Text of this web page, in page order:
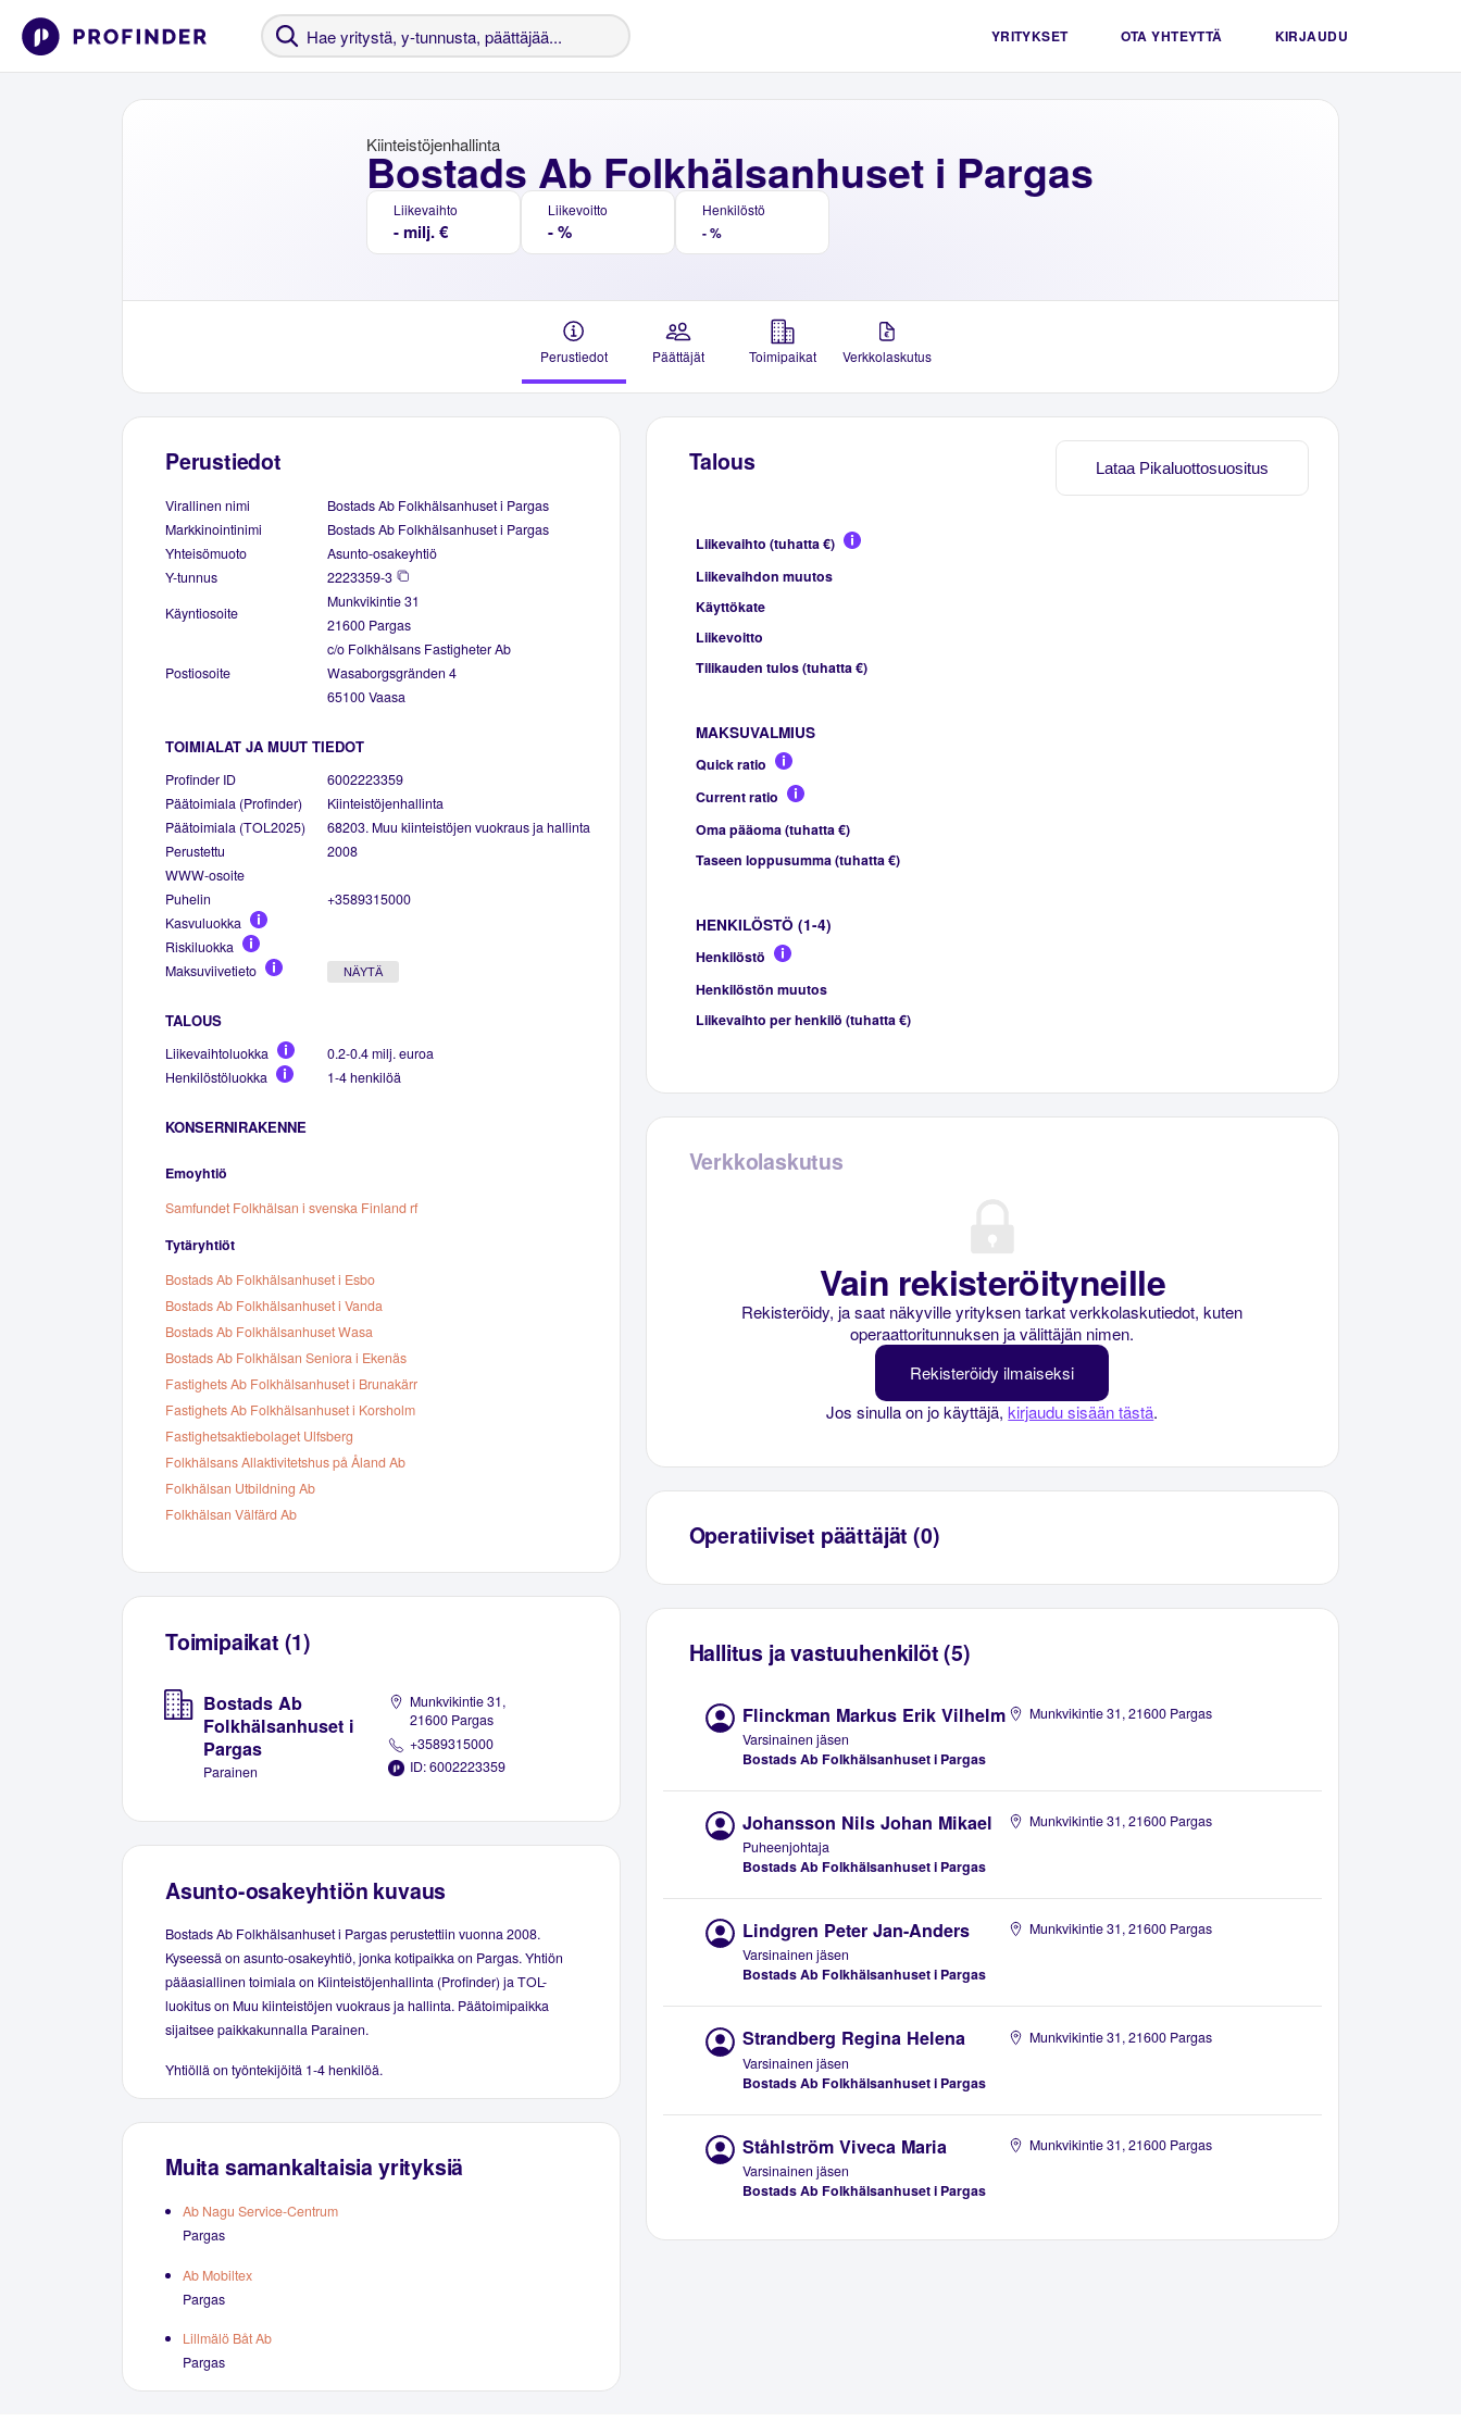
YRITYKSET OTA YHTEYTTÄ KIRJAUDU
Bostads Ab Folkhälsanhuset i Pargas
Kiinteistöjenhallinta
Liikevaihto
- milj. €
Liikevoitto
- %
Henkilöstö
- %
Perustiedot Päättäjät Toimipaikat Verkkolaskutus
Perustiedot
Virallinen nimi
Bostads Ab Folkhälsanhuset i Pargas
Markkinointinimi
Bostads Ab Folkhälsanhuset i Pargas
Yhteisömuoto
Asunto-osakeyhtiö
Y-tunnus
2223359-3
Käyntiosoite
Munkvikintie 31
21600 Pargas
Postiosoite
c/o Folkhälsans Fastigheter Ab
Wasaborgsgränden 4
65100 Vaasa
TOIMIALAT JA MUUT TIEDOT
Profinder ID
6002223359
Päätoimiala (Profinder)
Kiinteistöjenhallinta
Päätoimiala (TOL2025)
68203. Muu kiinteistöjen vuokraus ja hallinta
Perustettu
2008
WWW-osoite
Puhelin
+3589315000
Kasvuluokka
Riskiluokka
Maksuviivetieto
NÄYTÄ
TALOUS
Liikevaihtoluokka
0.2-0.4 milj. euroa
Henkilöstöluokka
1-4 henkilöä
KONSERNIRAKENNE
Emoyhtiö
Samfundet Folkhälsan i svenska Finland rf
Tytäryhtiöt
Bostads Ab Folkhälsanhuset i Esbo
Bostads Ab Folkhälsanhuset i Vanda
Bostads Ab Folkhälsanhuset Wasa
Bostads Ab Folkhälsan Seniora i Ekenäs
Fastighets Ab Folkhälsanhuset i Brunakärr
Fastighets Ab Folkhälsanhuset i Korsholm
Fastighetsaktiebolaget Ulfsberg
Folkhälsans Allaktivitetshus på Åland Ab
Folkhälsan Utbildning Ab
Folkhälsan Välfärd Ab
Toimipaikat (1)
Bostads Ab
Folkhälsanhuset i
Pargas
Parainen
Munkvikintie 31,
21600 Pargas
+3589315000
ID: 6002223359
Asunto-osakeyhtiön kuvaus
Bostads Ab Folkhälsanhuset i Pargas perustettiin vuonna 2008.
Kyseessä on asunto-osakeyhtiö, jonka kotipaikka on Pargas. Yhtiön
pääasiallinen toimiala on Kiinteistöjenhallinta (Profinder) ja TOL-
luokitus on Muu kiinteistöjen vuokraus ja hallinta. Päätoimipaikka
sijaitsee paikkakunnalla Parainen.
Yhtiöllä on työntekijöitä 1-4 henkilöä.
Muita samankaltaisia yrityksiä
Ab Nagu Service-Centrum
Pargas
Ab Mobiltex
Pargas
Lillmälö Båt Ab
Pargas
Lataa Pikaluottosuositus
Talous
Liikevaihto (tuhatta €)
Liikevaihdon muutos
Käyttökate
Liikevoitto
Tilikauden tulos (tuhatta €)
MAKSUVALMIUS
Quick ratio
Current ratio
Oma pääoma (tuhatta €)
Taseen loppusumma (tuhatta €)
HENKILÖSTÖ (1-4)
Henkilöstö
Henkilöstön muutos
Liikevaihto per henkilö (tuhatta €)
Verkkolaskutus
Vain rekisteröityneille
Rekisteröidy, ja saat näkyville yrityksen tarkat verkkolaskutiedot, kuten
operaattoritunnuksen ja välittäjän nimen.
Rekisteröidy ilmaiseksi
Jos sinulla on jo käyttäjä,kirjaudu sisään tästä.
Operatiiviset päättäjät (0)
Hallitus ja vastuuhenkilöt (5)
Flinckman Markus Erik Vilhelm
Varsinainen jäsen
Bostads Ab Folkhälsanhuset i Pargas
Munkvikintie 31, 21600 Pargas
Johansson Nils Johan Mikael
Puheenjohtaja
Bostads Ab Folkhälsanhuset i Pargas
Munkvikintie 31, 21600 Pargas
Lindgren Peter Jan-Anders
Varsinainen jäsen
Bostads Ab Folkhälsanhuset i Pargas
Munkvikintie 31, 21600 Pargas
Strandberg Regina Helena
Varsinainen jäsen
Bostads Ab Folkhälsanhuset i Pargas
Munkvikintie 31, 21600 Pargas
Ståhlström Viveca Maria
Varsinainen jäsen
Bostads Ab Folkhälsanhuset i Pargas
Munkvikintie 31, 21600 Pargas